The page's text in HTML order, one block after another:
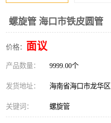
螺旋管 海口市铁皮圆管
价格： 面议
产品数量： 9999.00个
发货地址： 海南省海口市龙华区
关键词： 螺旋管
排烟风机
油烟净化器